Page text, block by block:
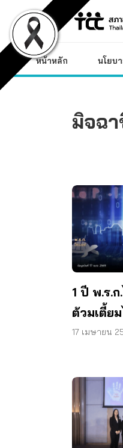
content
หน้าหลัก นโยบ
มิจฉ
1 ปี พ.ร.ก
ต้วมเตี้ย
เยียวยาเ
17 เมษายน